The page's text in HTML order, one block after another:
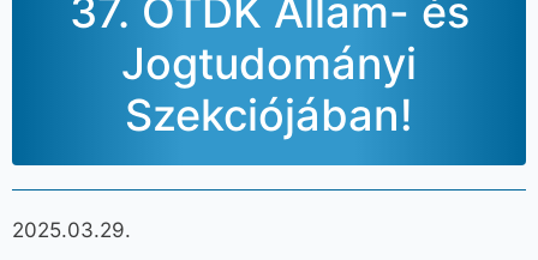
37. OTDK Állam- és
Jogtudományi
Szekciójában!
2025.03.29.